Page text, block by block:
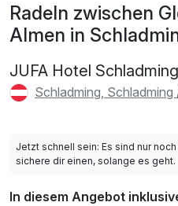
Radeln zwischen
Almen in
JUFA Hotel Schladming
Schladming,
Jetzt schnell sein: Es sind nur
sichere dir einen, solange es geht.
In diesem Angebot